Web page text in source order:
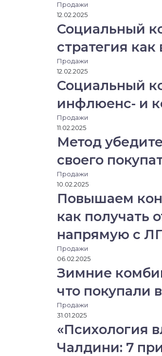
Продажи
12.02.2025
Социальный
стратегия
Продажи
12.02.2025
Социальный
инфлюенс- и
Продажи
11.02.2025
Метод
своего
Продажи
10.02.2025
Повышаем
как получать
напрямую с
Продажи
06.02.2025
Зимние
что покупали
Продажи
31.01.2025
«Психология
Чалдини: 7